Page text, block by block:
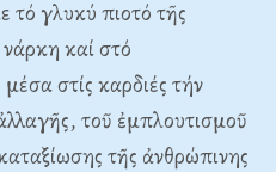
γλυκύ πιοτό τῆς
καί στό
στίς καρδιές τήν
τοῦ ἐμπλουτισμοῦ
τῆς ἀνθρώπινης